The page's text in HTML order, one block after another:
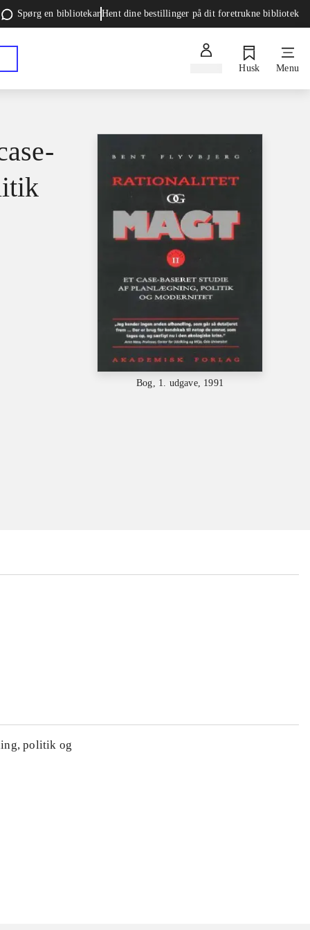
Spørg en bibliotekarHent dine bestillinger på dit foretrukne bibliotek
Husk Menu
Bog, 1. udgave, 1991
politik og